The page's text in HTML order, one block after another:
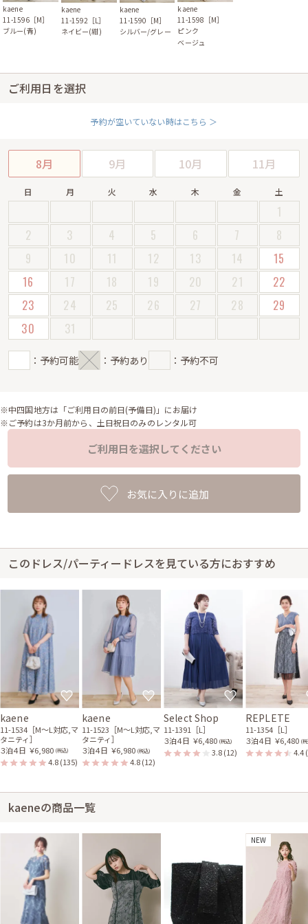
kaene
11-1596［M］
ブルー(青)
kaene
11-1592［L］
ネイビー(紺)
kaene
11-1590［M］
シルバー/グレー
kaene
11-1598［M］
ピンク
ベージュ
ご利用日を選択
予約が空いていない時はこちら ＞
8月 9月 10月 11月
日 月 火 水 木 金 土
1
2
3 4 5 6 7
8
9
10 11 12 13 14
15
16
17 18 19 20 21
22
23
24 25 26 27 28
29
30
31
：予約可能 ：予約あり ：予約不可
※中四国地方は「ご利用日の前日(予備日)」にお届け
※ご予約は3か月前から、土日祝日のみのレンタル可
ご利用日を選択してください
お気に入りに追加
このドレス/パーティードレスを見ている方におすすめ
kaene
11-1534［M〜L対応,マ
タニティ］
３泊４日 ￥6,980 (税込)
4.8(135)
kaene
11-1523［M〜L対応,マ
タニティ］
３泊４日 ￥6,980 (税込)
4.8(12)
Select Shop
11-1391［L］
３泊４日 ￥6,480 (税込)
3.8(12)
REPLETE
11-1354［L］
３泊４日 ￥6,480 (
4.4
kaeneの商品一覧
NEW